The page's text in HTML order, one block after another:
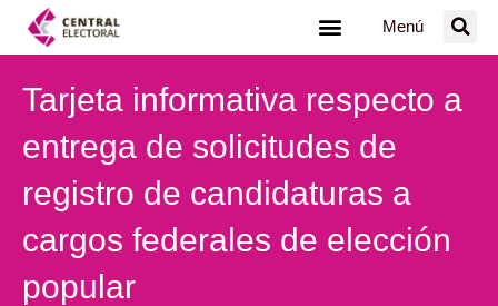
Menú
Tarjeta informativa respecto a
entrega de solicitudes de
registro de candidaturas a
cargos federales de elección
popular